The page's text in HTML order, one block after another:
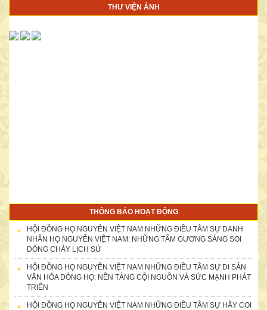
NỮ DOANH NHÂN NGUYỄN THỊ THANH TÂM
THƯ VIỆN ẢNH
THÔNG BÁO HOẠT ĐỘNG
HỘI ĐỒNG HỌ NGUYỄN VIỆT NAM NHỮNG ĐIỀU TÂM SỰ DANH
NHÂN HỌ NGUYỄN VIỆT NAM: NHỮNG TẤM GƯƠNG SÁNG SOI
DÒNG CHẢY LỊCH SỬ
HỘI ĐỒNG HỌ NGUYỄN VIỆT NAM NHỮNG ĐIỀU TÂM SỰ DI SẢN
VĂN HÓA DÒNG HỌ: NỀN TẢNG CỘI NGUỒN VÀ SỨC MẠNH PHÁT
TRIỂN
HỘI ĐỒNG HỌ NGUYỄN VIỆT NAM NHỮNG ĐIỀU TÂM SỰ HÃY COI